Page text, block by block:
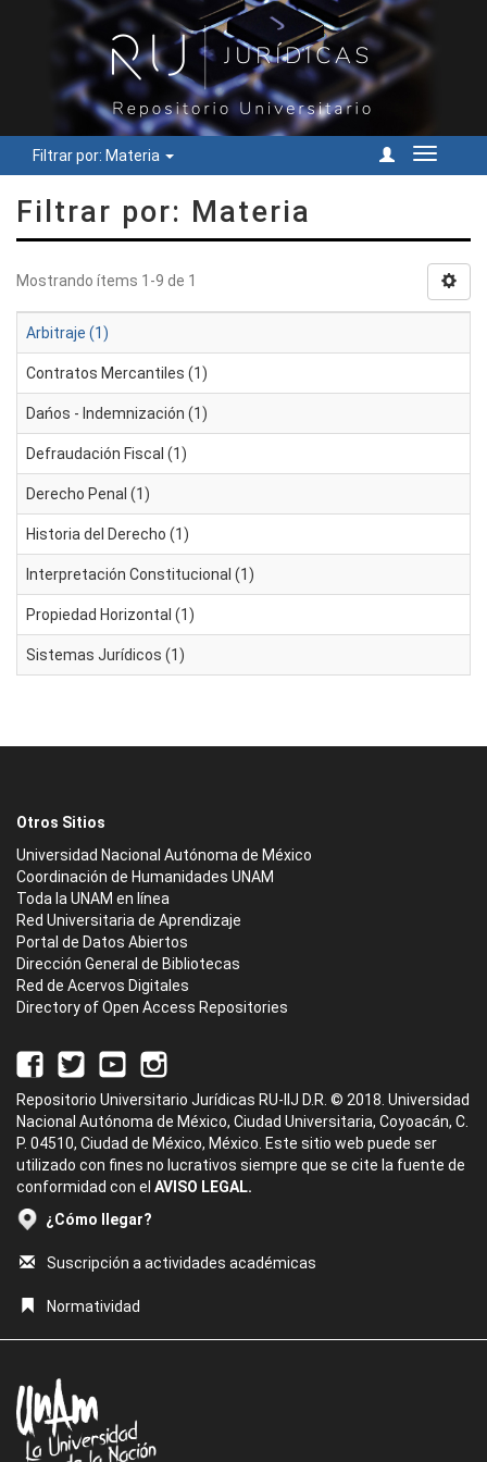
Filtrar por: Materia
Cambiar
Filtrar por: Materia
Mostrando ítems 1-9 de 1
Arbitraje (1)
Contratos Mercantiles (1)
Dańos - Indemnización (1)
Defraudación Fiscal (1)
Derecho Penal (1)
Historia del Derecho (1)
Interpretación Constitucional (1)
Propiedad Horizontal (1)
Sistemas Jurídicos (1)
Otros Sitios
Universidad Nacional Autónoma de México
Coordinación de Humanidades UNAM
Toda la UNAM en línea
Red Universitaria de Aprendizaje
Portal de Datos Abiertos
Dirección General de Bibliotecas
Red de Acervos Digitales
Directory of Open Access Repositories
Repositorio Universitario Jurídicas RU-IIJ D.R. © 2018. Universidad
Nacional Autónoma de México, Ciudad Universitaria, Coyoacán, C.
P. 04510, Ciudad de México, México. Este sitio web puede ser
utilizado con fines no lucrativos siempre que se cite la fuente de
conformidad con el AVISO LEGAL.
¿Cómo llegar?
Suscripción a actividades académicas
Normatividad